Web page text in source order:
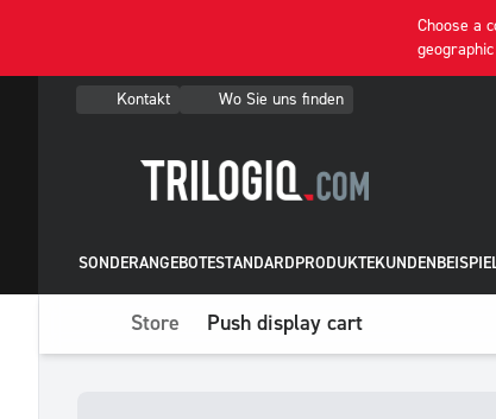
Choose a
Kontakt Wo Sie uns finden
SONDERANGEBOTESTANDARDPRODUKTE
Store Push display cart